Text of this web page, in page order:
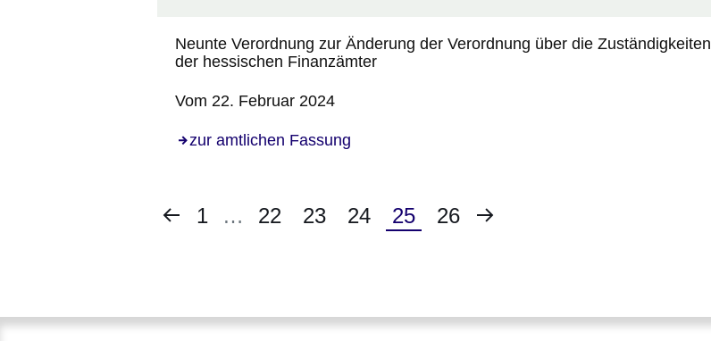
Neunte Verordnung zur Änderung der Verordnung über die Zuständigkeiten
der hessischen Finanzämter
Vom 22. Februar 2024
zur amtlichen Fassung
Vorherige
Erste
1 … Seite
22 Seite
23 Seite
24
Aktuelle
25 Seite
26
Nächste